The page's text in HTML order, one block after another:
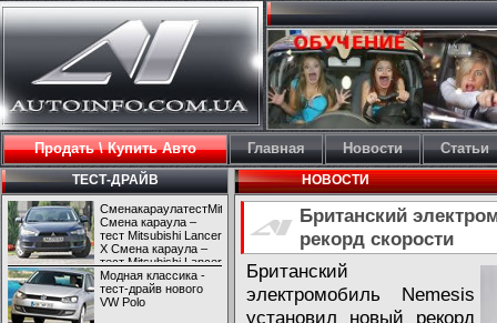
Продать \ Купить Авто Главная Новости Статьи
ТЕСТ-ДРАЙВ
СменакараулатестMitsubishiLancerX
Смена караула –
тест Mitsubishi Lancer
X Смена караула –
тест Mitsubishi Lancer
X
Модная классика -
тест-драйв нового
VW Polo
НОВОСТИ
Британский
рекорд скорости
Британский
электромобиль Nemesis
установил новый рекорд